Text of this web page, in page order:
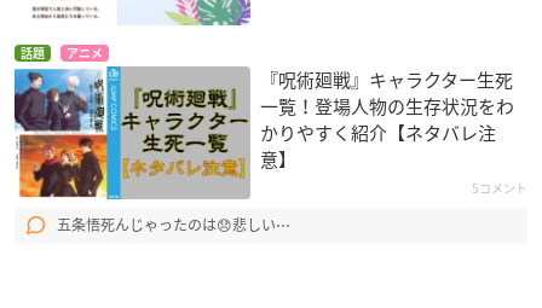
話題 アニメ
『呪術廻戦』キャラクター生死
一覧！登場人物の生存状況をわ
かりやすく紹介【ネタバレ注
意】
5コメント
五条悟死んじゃったのは😞悲しい⋯